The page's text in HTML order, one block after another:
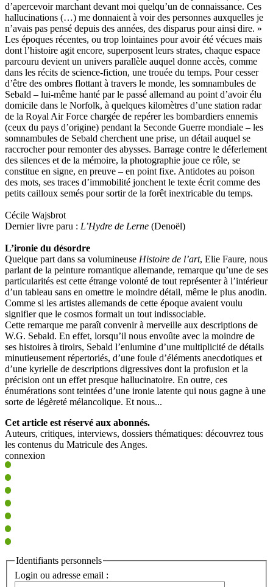
d’apercevoir marchant devant moi quelqu’un de connaissance. Ces
hallucinations (…) me donnaient à voir des personnes auxquelles je
n’avais pas pensé depuis des années, des disparus pour ainsi dire. »
Les époques récentes, ou trop lointaines pour avoir été vécues mais
dont l’histoire agit encore, superposent leurs strates, chaque espace
parcouru devient un univers parallèle auquel donne accès, comme
dans les récits de science-fiction, une trouée du temps. Pour cesser
d’être des ombres flottant à travers le monde, les somnambules de
Sebald – lui-même hanté par le passé allemand au point d’avoir élu
domicile dans le Norfolk, à quelques kilomètres d’une station radar
de la Royal Air Force chargée de repérer les bombardiers ennemis
(ceux du pays d’origine) pendant la Seconde Guerre mondiale – les
somnambules de Sebald cherchent une prise, un détail auquel se
raccrocher pour remonter des abysses. Barrage contre le déferlement
des silences et de la mémoire, la photographie joue ce rôle, se
constitue en signe, en preuve – en point fixe. Antidotes au poison
des mots, ses traces d’immobilité jonchent le texte écrit comme des
petits cailloux semés pour sortir de la forêt inextricable du temps.
Cécile Wajsbrot
Dernier livre paru : L’Hydre de Lerne (Denoël)
L’ironie du désordre
Quelque part dans sa volumineuse Histoire de l’art, Elie Faure, nous
parlant de la peinture romantique allemande, remarque qu’une de ses
particularités est cette étrange volonté de tout représenter à l’intérieur
d’un tableau sans en omettre le moindre détail, même le plus anodin.
Comme si les artistes allemands de cette époque avaient voulu
signifier que le cosmos formait un tout indissociable.
Cette remarque me paraît convenir à merveille aux descriptions de
W.G. Sebald. En effet, lorsqu’il nous envoûte avec la moindre de
ses histoires à tiroirs, Sebald l’enlumine d’une multiplicité de détails
minutieusement répertoriés, d’une foule d’éléments anecdotiques et
d’une kyrielle de descriptions digressives dont la profusion et la
précision ont un effet presque hallucinatoire. En outre, ces
énumérations sont teintées d’une ironie latente qui nous gagne à une
sorte de légèreté mélancolique. Et nous...
Cet article est réservé aux abonnés.
Auteurs, critiques, interviews, dossiers thématiques: découvrez tous
les contenus du Matricule des Anges.
connexion
Identifiants personnels
Login ou adresse email :